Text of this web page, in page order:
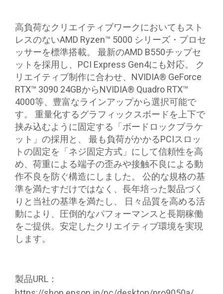
高負荷なクリエイティブワークにおいてもスト
レスのないAMD Ryzen™ 5000 シリーズ・プロセ
ッサーを標準搭載。 最新のAMD B550チップセ
ットを採用し、PCI Express Gen4にも対応。 ク
リエイティブ制作に合わせ、NVIDIA® GeForce
RTX™ 3090 24GBからNVIDIA® Quadro RTX™
4000等、豊富なラインアップから選択可能で
す。 重量化するグラフィックスボードを上下で
挟み込むように固定する「ボードロックブラケ
ット」の採用と、 最も負荷がかかるPCIスロッ
トの固定を「ネジ固定方式」にして信頼性を高
め、荷重による端子の歪みや接触不良による動
作不良を防ぐ構造にしました。 公的な規格の基
準を満たすだけではなく、長年培った製品づく
りと当社の基準を満たし、 日々品質を高める活
動により、圧倒的なパフォーマンスと長期稼働
をご提供。安定したクリエイティブ環境を実現
します。
製品URL：